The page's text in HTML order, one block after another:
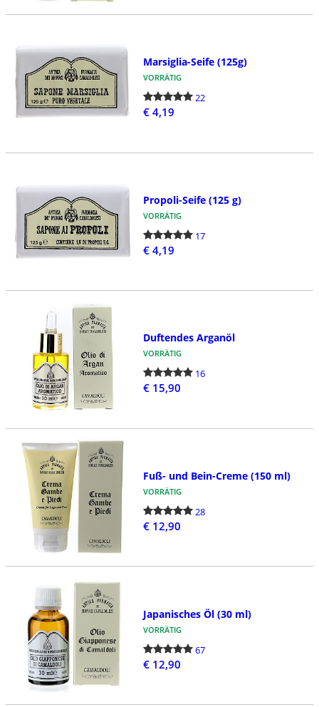
Marsiglia-Seife (125g)
VORRÄTIG
22
€ 4,19
Propoli-Seife (125 g)
VORRÄTIG
17
€ 4,19
Duftendes Arganöl
VORRÄTIG
16
€ 15,90
Fuß- und Bein-Creme (150 ml)
VORRÄTIG
28
€ 12,90
Japanisches Öl (30 ml)
VORRÄTIG
67
€ 12,90